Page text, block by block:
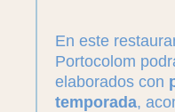
En este
Portocolom
elaborados con
temporada,